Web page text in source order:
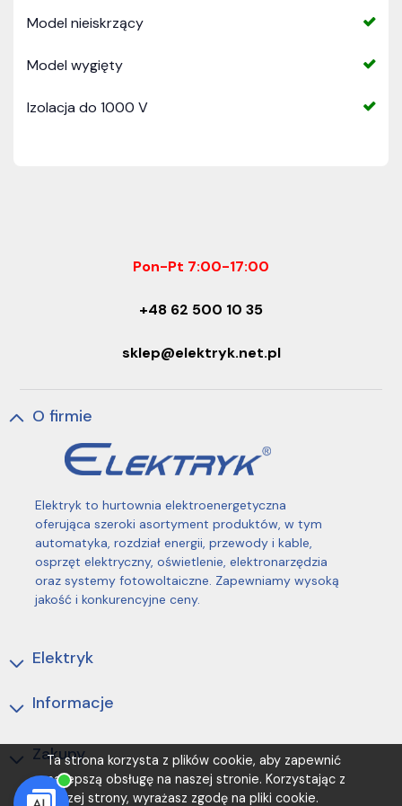
Ta strona korzysta z plików cookie, aby zapewnić
najlepszą obsługę na naszej stronie. Korzystając z
naszej strony, wyrażasz zgodę na pliki cookie.
Model nieiskrzący
Model wygięty
Izolacja do 1000 V
Pon-Pt 7:00-17:00
+48 62 500 10 35
sklep@elektryk.net.pl
O firmie
Elektryk to hurtownia elektroenergetyczna
oferująca szeroki asortyment produktów, w tym
automatyka, rozdział energii, przewody i kable,
osprzęt elektryczny, oświetlenie, elektronarzędzia
oraz systemy fotowoltaiczne. Zapewniamy wysoką
jakość i konkurencyjne ceny.
Elektryk
Informacje
Zakupy